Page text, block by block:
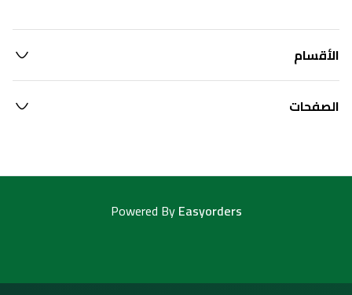
الأقسام
الصفحات
Powered ByEasyorders